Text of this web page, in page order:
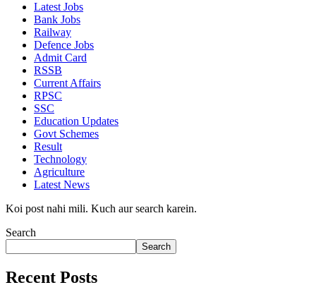
Latest Jobs
Bank Jobs
Railway
Defence Jobs
Admit Card
RSSB
Current Affairs
RPSC
SSC
Education Updates
Govt Schemes
Result
Technology
Agriculture
Latest News
Koi post nahi mili. Kuch aur search karein.
Search
Search
Recent Posts